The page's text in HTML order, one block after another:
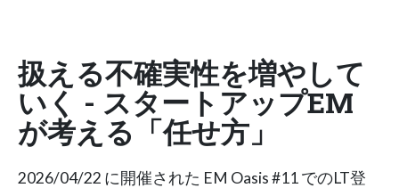
扱える不確実性を増やして
いく - スタートアップEM
が考える「任せ方」
2026/04/22 に開催された EM Oasis #11 でのLT登